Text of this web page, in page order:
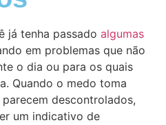
já tenha passado algumas
em problemas que não
o dia ou para os quais
Quando o medo toma
descontrolados,
um indicativo de